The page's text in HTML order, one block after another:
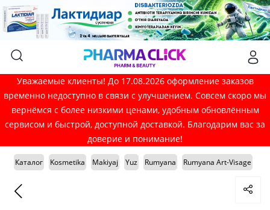
Уважаемые клиенты! До 17.08.2026 оформление заказов
временно недоступно в связи с улучшением. Совсем скоро мы
вернёмся с более низкими ценами, удобным обновлённым
сервисом и быстрой, доступной доставкой. Благодарим вас за
доверие и понимание!
Каталог Kosmetika Makiyaj Yuz Rumyana Rumyana Art-Visage